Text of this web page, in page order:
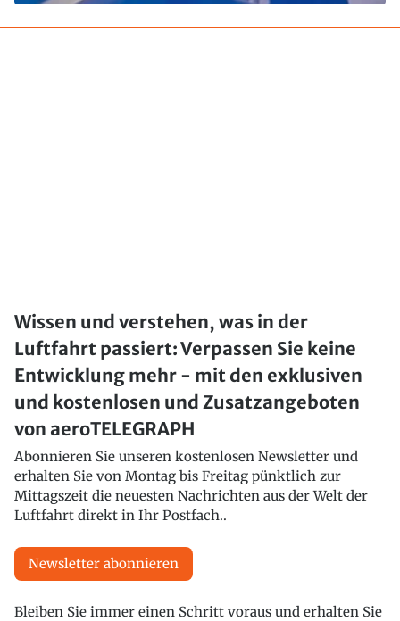
Wissen und verstehen, was in der
Luftfahrt passiert: Verpassen Sie keine
Entwicklung mehr - mit den exklusiven
und kostenlosen und Zusatzangeboten
von aeroTELEGRAPH
Abonnieren Sie unseren kostenlosen Newsletter und
erhalten Sie von Montag bis Freitag pünktlich zur
Mittagszeit die neuesten Nachrichten aus der Welt der
Luftfahrt direkt in Ihr Postfach..
Newsletter abonnieren
Bleiben Sie immer einen Schritt voraus und erhalten Sie